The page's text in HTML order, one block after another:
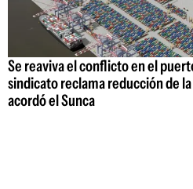
Se reaviva el conflicto en el
sindicato reclama reducción de
acordó el Sunca